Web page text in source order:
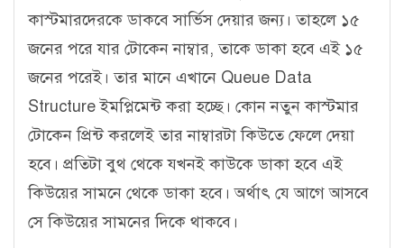
কাস্টমারদেরকে ডাকবে সার্ভিস দেয়ার জন্য। তাহলে ১৫
জনের পরে যার টোকেন নাম্বার, তাকে ডাকা হবে এই ১৫
জনের পরেই। তার মানে এখানে Queue Data
Structure ইমপ্লিমেন্ট করা হচ্ছে। কোন নতুন কাস্টমার
টোকেন প্রিন্ট করলেই তার নাম্বারটা কিউতে ফেলে দেয়া
হবে। প্রতিটা বুথ থেকে যখনই কাউকে ডাকা হবে এই
কিউয়ের সামনে থেকে ডাকা হবে। অর্থাৎ যে আগে আসবে
সে কিউয়ের সামনের দিকে থাকবে।